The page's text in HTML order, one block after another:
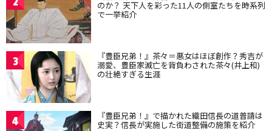
のか？ 天下人を彩った11人の側室たちを時系列
で一挙紹介
3 『豊臣兄弟！』茶々＝悪女はほぼ創作？秀吉が
溺愛、豊臣家滅亡を背負わされた茶々(井上和)
の壮絶すぎる生涯
4 『豊臣兄弟！』で描かれた織田信長の道普請は
史実？信長が実施した街道整備の施策を紹介